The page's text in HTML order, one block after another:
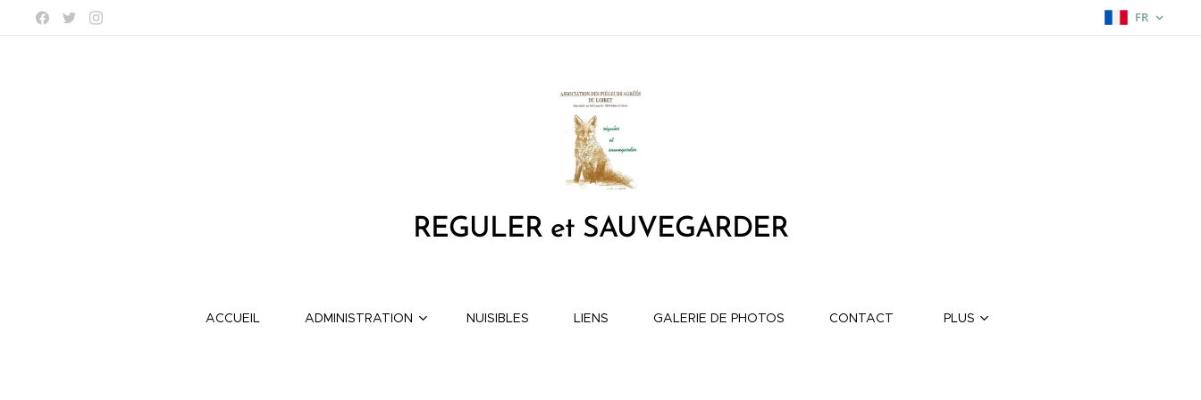
FR
REGULER et SAUVEGARDER
ACCUEIL ADMINISTRATION NUISIBLES LIENS GALERIE DE PHOTOS CONTACT PLUS